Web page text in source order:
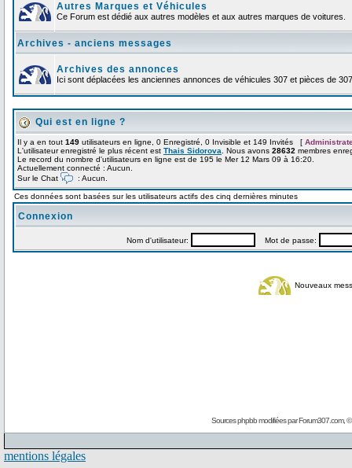
Autres Marques et Véhicules
Ce Forum est dédié aux autres modèles et aux autres marques de voitures.
Archives - anciens messages
Archives des annonces
Ici sont déplacées les anciennes annonces de véhicules 307 et pièces de 307
Qui est en ligne ?
Il y a en tout 149 utilisateurs en ligne, 0 Enregistré, 0 Invisible et 149 Invités [
L'utilisateur enregistré le plus récent est Thais Sidorova . Nous avons 28632 membres
Le record du nombre d'utilisateurs en ligne est de 195 le Mer 12 Mars 09 à 16:20.
Actuellement connecté : Aucun.
Sur le Chat
: Aucun.
Ces données sont basées sur les utilisateurs actifs des cinq dernières minutes
Connexion
Nom d'utilisateur: Mot de passe:
Nouveaux
Sources phpbb modifiées parForum307.com, ©
mentions légales